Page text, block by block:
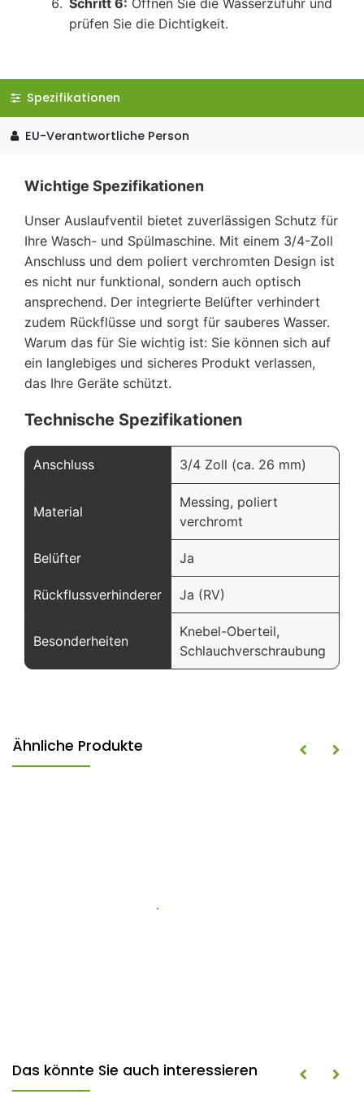
Schritt 6: Öffnen Sie die Wasserzufuhr und
prüfen Sie die Dichtigkeit.
Spezifikationen
EU-Verantwortliche Person
Wichtige Spezifikationen
Unser Auslaufventil bietet zuverlässigen Schutz für
Ihre Wasch- und Spülmaschine. Mit einem 3/4-Zoll
Anschluss und dem poliert verchromten Design ist
es nicht nur funktional, sondern auch optisch
ansprechend. Der integrierte Belüfter verhindert
zudem Rückflüsse und sorgt für sauberes Wasser.
Warum das für Sie wichtig ist: Sie können sich auf
ein langlebiges und sicheres Produkt verlassen,
das Ihre Geräte schützt.
Technische Spezifikationen
Anschluss 3/4 Zoll (ca. 26 mm)
Material
Messing, poliert
verchromt
Belüfter Ja
Rückflussverhinderer Ja (RV)
Besonderheiten
Knebel-Oberteil,
Schlauchverschraubung
Ähnliche Produkte
Das könnte Sie auch interessieren